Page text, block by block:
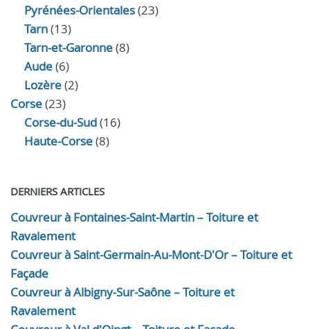
Pyrénées-Orientales(23)
Tarn(13)
Tarn-et-Garonne(8)
Aude(6)
Lozère(2)
Corse(23)
Corse-du-Sud(16)
Haute-Corse(8)
DERNIERS ARTICLES
Couvreur à Fontaines-Saint-Martin – Toiture et
Ravalement
Couvreur à Saint-Germain-Au-Mont-D'Or – Toiture et
Façade
Couvreur à Albigny-Sur-Saône – Toiture et
Ravalement